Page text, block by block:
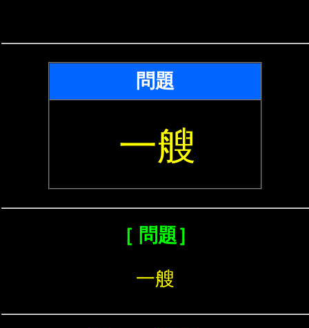
問題
一艘
［ 問題］
一艘